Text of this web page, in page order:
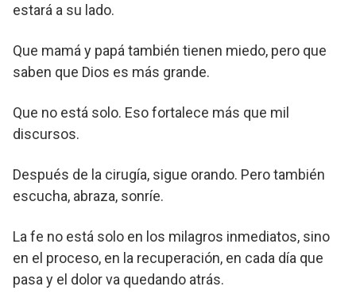
estará a su lado.
Que mamá y papá también tienen miedo, pero que
saben que Dios es más grande.
Que no está solo. Eso fortalece más que mil
discursos.
Después de la cirugía, sigue orando. Pero también
escucha, abraza, sonríe.
La fe no está solo en los milagros inmediatos, sino
en el proceso, en la recuperación, en cada día que
pasa y el dolor va quedando atrás.